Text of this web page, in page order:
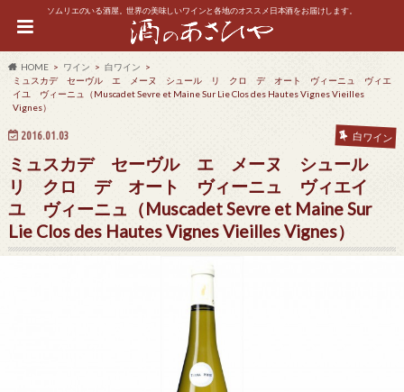
ソムリエのいる酒屋。世界の美味しいワインと各地のオススメ日本酒をお届けします。
HOME ワイン
白ワイン
ミュスカデ セーヴル エ メーヌ シュール リ クロ デ オート ヴィーニュ ヴィエ
イユ ヴィーニュ（Muscadet Sevre et Maine Sur Lie Clos des Hautes Vignes Vieilles
Vignes）
2016.01.03 白ワイン
ミュスカデ セーヴル エ メーヌ シュール
リ クロ デ オート ヴィーニュ ヴィエイ
ユ ヴィーニュ（Muscadet Sevre et Maine Sur
Lie Clos des Hautes Vignes Vieilles Vignes）